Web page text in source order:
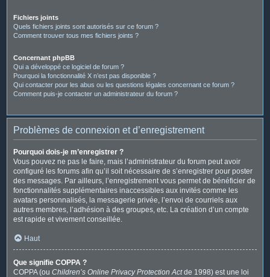
Fichiers joints
Quels fichiers joints sont autorisés sur ce forum ?
Comment trouver tous mes fichiers joints ?
Concernant phpBB
Qui a développé ce logiciel de forum ?
Pourquoi la fonctionnalité X n’est pas disponible ?
Qui contacter pour les abus ou les questions légales concernant ce forum ?
Comment puis-je contacter un administrateur du forum ?
Problèmes de connexion et d’enregistrement
Pourquoi dois-je m’enregistrer ?
Vous pouvez ne pas le faire, mais l’administrateur du forum peut avoir
configuré les forums afin qu’il soit nécessaire de s’enregistrer pour poster
des messages. Par ailleurs, l’enregistrement vous permet de bénéficier de
fonctionnalités supplémentaires inaccessibles aux invités comme les
avatars personnalisés, la messagerie privée, l’envoi de courriels aux
autres membres, l’adhésion à des groupes, etc. La création d’un compte
est rapide et vivement conseillée.
Haut
Que signifie COPPA ?
COPPA (ou Children’s Online Privacy Protection Actde 1998) est une loi